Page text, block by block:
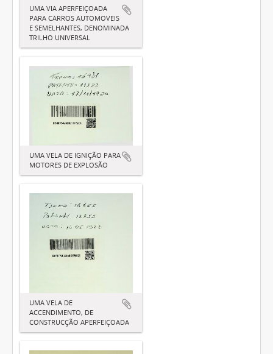
UMA VIA APERFEIÇOADA
PARA CARROS AUTOMOVEIS
E SEMELHANTES, DENOMINADA
TRILHO UNIVERSAL
UMA VELA DE IGNIÇÃO PARA
MOTORES DE EXPLOSÃO
UMA VELA DE
ACCENDIMENTO, DE
CONSTRUCÇÃO APERFEIÇOADA